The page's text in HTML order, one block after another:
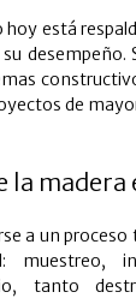
hoy está
desempeño.
de
la
a un proceso
muestreo,
tanto